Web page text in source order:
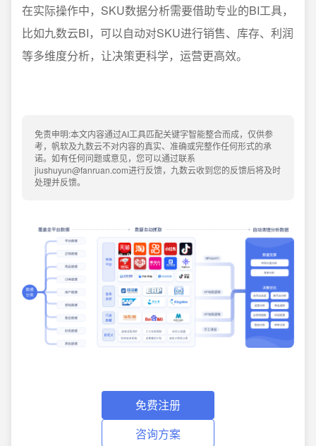
在实际操作中，SKU数据分析需要借助专业的BI工具，
比如九数云BI，可以自动对SKU进行销售、库存、利润
等多维度分析，让决策更科学，运营更高效。
免责申明:本文内容通过AI工具匹配关键字智能整合而成，仅供参
考，帆软及九数云不对内容的真实、准确或完整作任何形式的承
诺。如有任何问题或意见，您可以通过联系
jiushuyun@fanruan.com进行反馈，九数云收到您的反馈后将及时
处理并反馈。
免费注册
咨询方案